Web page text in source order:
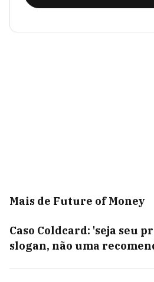
Mais de Future of Money
Caso Coldcard: 'seja seu
slogan, não uma